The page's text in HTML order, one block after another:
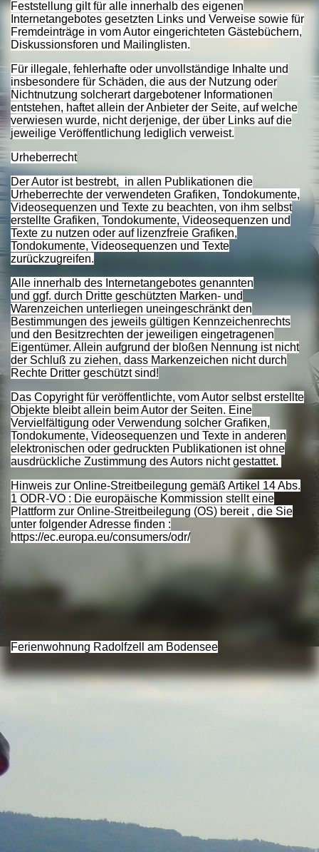
Feststellung gilt für alle innerhalb des eigenen
Internetangebotes gesetzten Links und Verweise sowie für
Fremdeinträge in vom Autor eingerichteten Gästebüchern,
Diskussionsforen und Mailinglisten.
Für illegale, fehlerhafte oder unvollständige Inhalte und
insbesondere für Schäden, die aus der Nutzung oder
Nichtnutzung solcherart dargebotener Informationen
entstehen, haftet allein der Anbieter der Seite, auf welche
verwiesen wurde, nicht derjenige, der über Links auf die
jeweilige Veröffentlichung lediglich verweist.
Urheberrecht
Der Autor ist bestrebt, in allen Publikationen die
Urheberrechte der verwendeten Grafiken, Tondokumente,
Videosequenzen und Texte zu beachten, von ihm selbst
erstellte Grafiken, Tondokumente, Videosequenzen und
Texte zu nutzen oder auf lizenzfreie Grafiken,
Tondokumente, Videosequenzen und Texte
zurückzugreifen.
Alle innerhalb des Internetangebotes genannten
und ggf. durch Dritte geschützten Marken- und
Warenzeichen unterliegen uneingeschränkt den
Bestimmungen des jeweils gültigen Kennzeichenrechts
und den Besitzrechten der jeweiligen eingetragenen
Eigentümer. Allein aufgrund der bloßen Nennung ist nicht
der Schluß zu ziehen, dass Markenzeichen nicht durch
Rechte Dritter geschützt sind!
Das Copyright für veröffentlichte, vom Autor selbst erstellte
Objekte bleibt allein beim Autor der Seiten. Eine
Vervielfältigung oder Verwendung solcher Grafiken,
Tondokumente, Videosequenzen und Texte in anderen
elektronischen oder gedruckten Publikationen ist ohne
ausdrückliche Zustimmung des Autors nicht gestattet.
Hinweis zur Online-Streitbeilegung gemäß Artikel 14 Abs.
1 ODR-VO : Die europäische Kommission stellt eine
Plattform zur Online-Streitbeilegung (OS) bereit , die Sie
unter folgender Adresse finden :
https://ec.europa.eu/consumers/odr/
Ferienwohnung Radolfzell am Bodensee